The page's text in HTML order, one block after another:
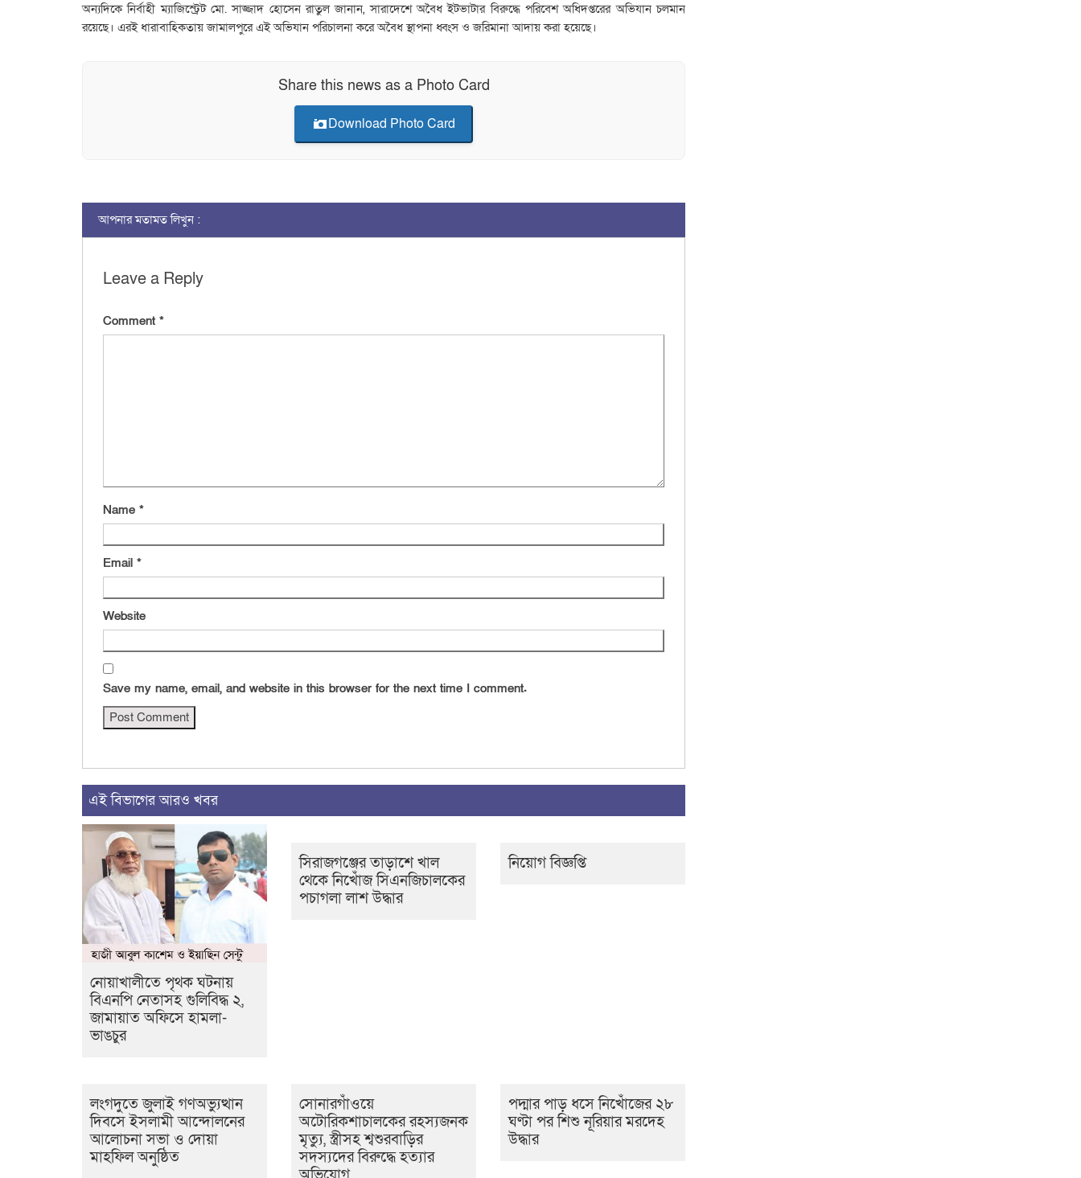
অন্যদিকে নির্বাহী ম্যাজিস্ট্রেট মো. সাজ্জাদ হোসেন রাতুল জানান, সারাদেশে অবৈধ ইটভাটার বিরুদ্ধে পরিবেশ অধিদপ্তরের অভিযান চলমান
রয়েছে। এরই ধারাবাহিকতায় জামালপুরে এই অভিযান পরিচালনা করে অবৈধ স্থাপনা ধ্বংস ও জরিমানা আদায় করা হয়েছে।
Share this news as a Photo Card
Download Photo Card
আপনার মতামত লিখুন :
Leave a Reply
Comment *
Name *
Email *
Website
Save my name, email, and website in this browser for the next time I comment.
এই বিভাগের আরও খবর
নোয়াখালীতে পৃথক ঘটনায়
বিএনপি নেতাসহ গুলিবিদ্ধ ২,
জামায়াত অফিসে হামলা-
ভাঙচুর
সিরাজগঞ্জের তাড়াশে খাল
থেকে নিখোঁজ সিএনজিচালকের
পচাগলা লাশ উদ্ধার
নিয়োগ বিজ্ঞপ্তি
লংগদুতে জুলাই গণঅভ্যুত্থান
দিবসে ইসলামী আন্দোলনের
আলোচনা সভা ও দোয়া
মাহফিল অনুষ্ঠিত
সোনারগাঁওয়ে
অটোরিকশাচালকের রহস্যজনক
মৃত্যু, স্ত্রীসহ শ্বশুরবাড়ির
সদস্যদের বিরুদ্ধে হত্যার
পদ্মার পাড় ধসে নিখোঁজের ২৮
ঘণ্টা পর শিশু নূরিয়ার মরদেহ
উদ্ধার